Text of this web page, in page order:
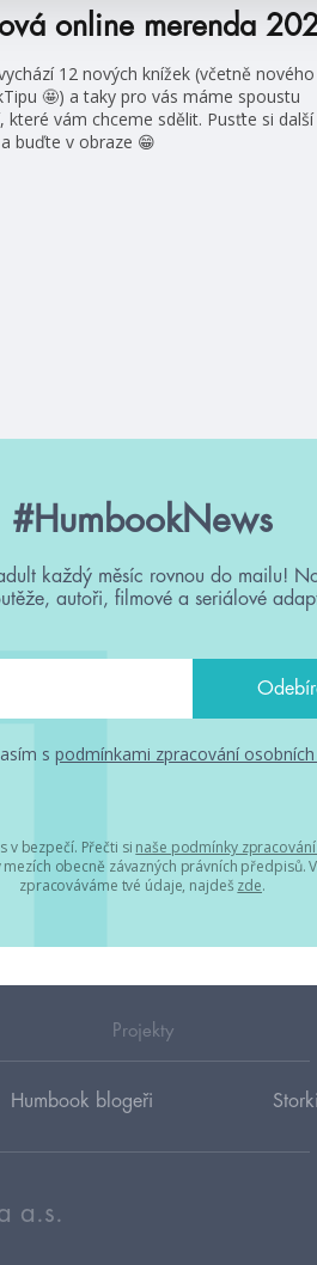
online merenda
12 nových knížek (včetně nového
🤩) a taky pro vás máme spoustu
které vám chceme sdělit. Pusťte si další
buďte v obraze 😁
#HumbookNews
každý měsíc rovnou do mailu!
autoři, filmové a seriálové
s podmínkami zpracování
v bezpečí. Přečti si naše podmínky
obecně závazných právních předpisů.
zpracováváme tvé údaje, najdeš zde.
Projekty
Humbook blogeři Storki
a.s.